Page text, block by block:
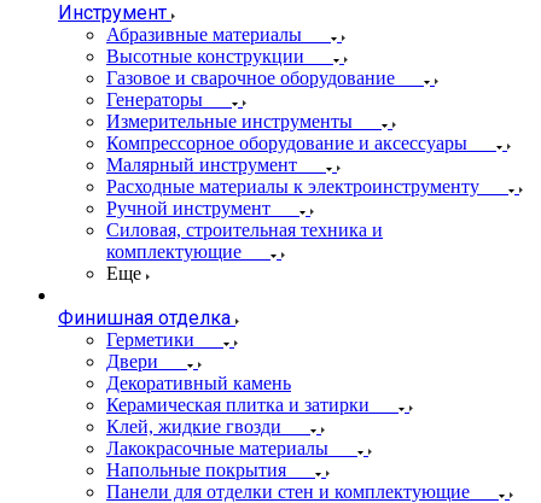
Инструмент
Абразивные материалы
Высотные конструкции
Газовое и сварочное оборудование
Генераторы
Измерительные инструменты
Компрессорное оборудование и аксессуары
Малярный инструмент
Расходные материалы к электроинструменту
Ручной инструмент
Силовая, строительная техника и
комплектующие
Еще
Финишная отделка
Герметики
Двери
Декоративный камень
Керамическая плитка и затирки
Клей, жидкие гвозди
Лакокрасочные материалы
Напольные покрытия
Панели для отделки стен и комплектующие